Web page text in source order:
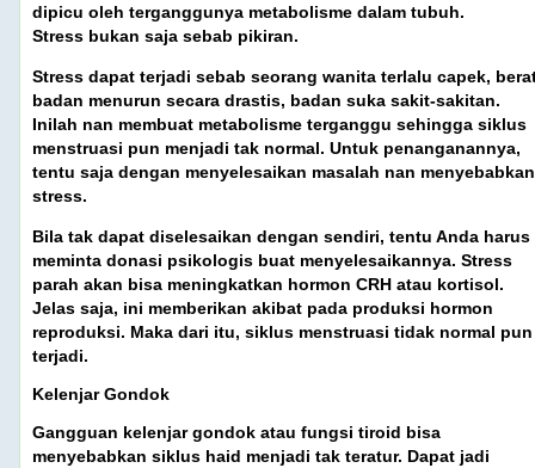
dipicu oleh terganggunya metabolisme dalam tubuh.
Stress bukan saja sebab pikiran.
Stress dapat terjadi sebab seorang wanita terlalu capek,
badan menurun secara drastis, badan suka sakit-sakitan.
Inilah nan membuat metabolisme terganggu sehingga siklus
menstruasi pun menjadi tak normal. Untuk penanganannya,
tentu saja dengan menyelesaikan masalah nan menyebabkan
stress.
Bila tak dapat diselesaikan dengan sendiri, tentu Anda harus
meminta donasi psikologis buat menyelesaikannya. Stress
parah akan bisa meningkatkan hormon CRH atau kortisol.
Jelas saja, ini memberikan akibat pada produksi hormon
reproduksi. Maka dari itu, siklus menstruasi tidak normal pun
terjadi.
Kelenjar Gondok
Gangguan kelenjar gondok atau fungsi tiroid bisa
menyebabkan siklus haid menjadi tak teratur. Dapat jadi